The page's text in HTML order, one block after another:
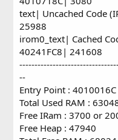
килобайт. У вас такой
имеет размер больше
Вот данные при сборке
Код:
data|
rodata|
bss|
lit4|
text| Uncached Code
25988
irom0_text| Cached
40241FC8| 241608
--
Entry Point :
Total Used RAM :
Free IRam : 3700 or
Free Heap : 47940